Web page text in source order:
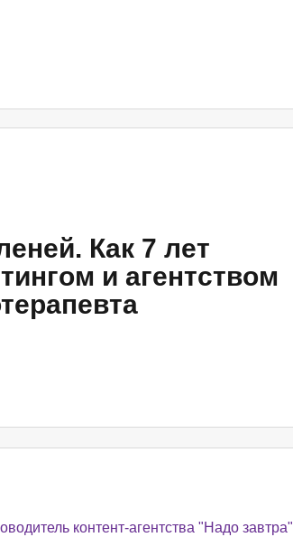
Как 7 лет
и агентством
контент-агентства "Надо завтра"